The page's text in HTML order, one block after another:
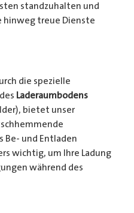
standzuhalten und
hinweg treue Dienste
die spezielle
Laderaumbodens
bietet unser
Be- und Entladen
wichtig, um Ihre Ladung
während des